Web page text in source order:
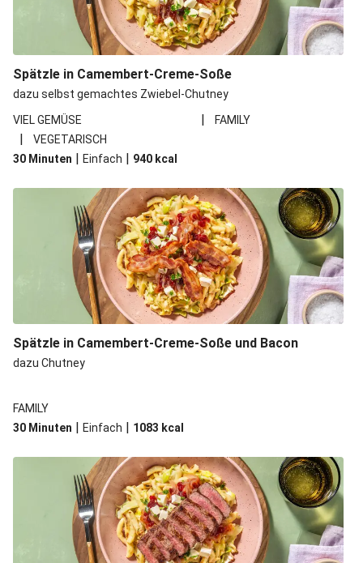
Spätzle in Camembert-Creme-Soße
dazu selbst gemachtes Zwiebel-Chutney
VIEL GEMÜSE
| FAMILY
|
VEGETARISCH
30 Minuten | Einfach | 940 kcal
Spätzle in Camembert-Creme-Soße und Bacon
dazu Chutney
FAMILY
30 Minuten | Einfach | 1083 kcal